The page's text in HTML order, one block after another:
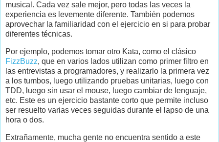
musical. Cada vez sale mejor, pero todas las veces la
experiencia es levemente diferente. También podemos
aprovechar la familiaridad con el ejercicio en si para probar
diferentes técnicas.
Por ejemplo, podemos tomar otro Kata, como el clásico
FizzBuzz, que en varios lados utilizan como primer filtro en
las entrevistas a programadores, y realizarlo la primera vez
a los tumbos, luego utilizando pruebas unitarias, luego con
TDD, luego sin usar el mouse, luego cambiar de lenguaje,
etc. Este es un ejercicio bastante corto que permite incluso
ser resuelto varias veces seguidas durante el lapso de una
hora o dos.
Extrañamente, mucha gente no encuentra sentido a este